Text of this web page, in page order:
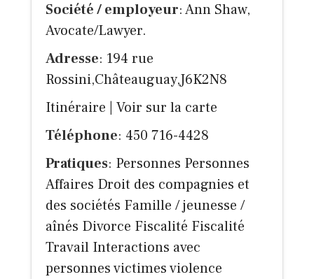
Société / employeur: Ann Shaw,
Avocate/Lawyer.
Adresse: 194 rue
Rossini,Châteauguay,J6K2N8
Itinéraire
Voir sur la carte
Téléphone: 450 716-4428
Pratiques: Personnes Personnes
Affaires Droit des compagnies et
des sociétés Famille / jeunesse /
aînés Divorce Fiscalité Fiscalité
Travail Interactions avec
personnes victimes violence